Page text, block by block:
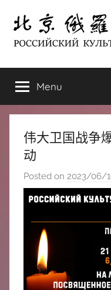
content
北
京
俄
罗
斯
中
ЦЕНТР
В
ПЕКИНЕ
Menu
伟大卫国战争
动
Posted on 2023/06/